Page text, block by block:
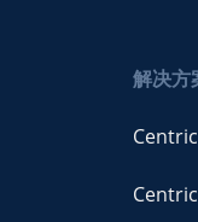
解决方